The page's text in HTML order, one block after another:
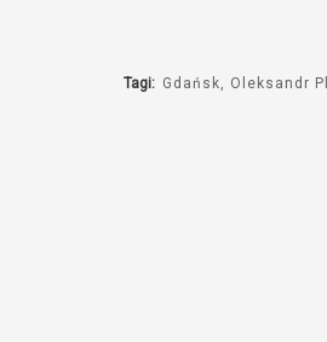
Tagi: Gdańsk Oleksandr